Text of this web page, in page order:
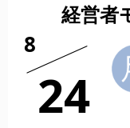
経営者
8
24